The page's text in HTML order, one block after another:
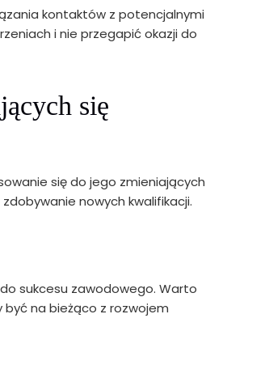
kontaktów z potencjalnymi
i nie przegapić okazji do
się
się do jego zmieniających
nowych kwalifikacji.
sukcesu zawodowego. Warto
być na bieżąco z rozwojem